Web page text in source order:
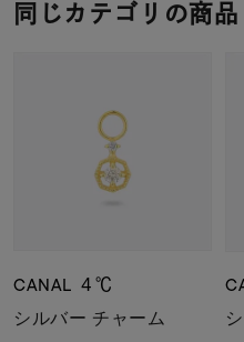
同じカテゴリの商品
CANAL ４℃
シルバー チャーム